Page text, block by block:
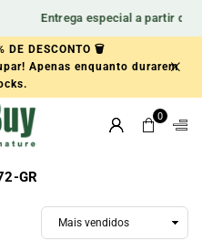
Entrega especial a partir do
DE DESCONTO 🗑️
Apenas enquanto durarem
nuestra nueva colección.
0
GR